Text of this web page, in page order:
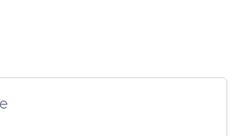
DE OPPASKOSTEN VAN
BEVOORRADING
BANEN BIJ SUPER